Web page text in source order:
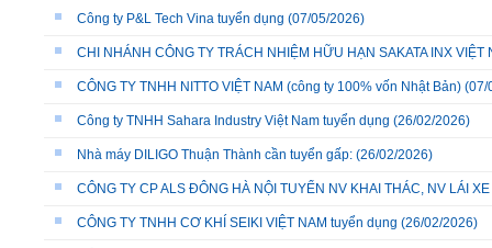
Công ty P&L Tech Vina tuyển dụng (07/05/2026)
CHI NHÁNH CÔNG TY TRÁCH NHIỆM HỮU HẠN SAKATA INX
CÔNG TY TNHH NITTO VIỆT NAM (công ty 100% vốn Nhật Bản) (07/
Công ty TNHH Sahara Industry Việt Nam tuyển dụng (26/02/2026)
Nhà máy DILIGO Thuận Thành cần tuyển gấp: (26/02/2026)
CÔNG TY CP ALS ĐÔNG HÀ NỘI TUYỂN NV KHAI THÁC, NV LÁI
CÔNG TY TNHH CƠ KHÍ SEIKI VIỆT NAM tuyển dụng (26/02/2026)